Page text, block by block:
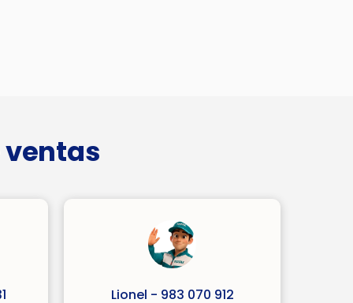
Lionel - 983 070 912